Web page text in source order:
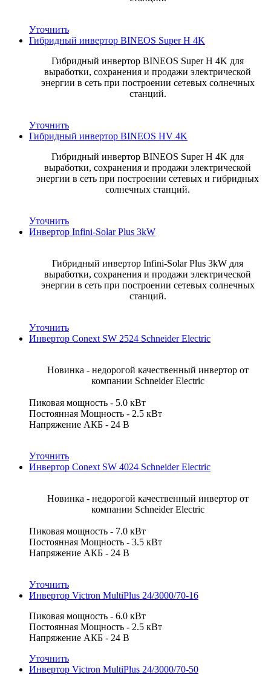
Уточнить
Гибридный инвертор BINEOS Super H 4K
Гибридный инвертор BINEOS Super H 4K для
выработки, сохранения и продажи электрической
энергии в сеть при построении сетевых солнечных
станций.
Уточнить
Гибридный инвертор BINEOS HV 4K
Гибридный инвертор BINEOS Super H 4K для
выработки, сохранения и продажи электрической
энергии в сеть при построении сетевых и гибридных
солнечных станций.
Уточнить
Инвертор Infini-Solar Plus 3kW
Гибридный инвертор Infini-Solar Plus 3kW для
выработки, сохранения и продажи электрической
энергии в сеть при построении сетевых солнечных
станций.
Уточнить
Инвертор Conext SW 2524 Schneider Electric
Новинка - недорогой качественный инвертор от
компании Schneider Electric
Пиковая мощность - 5.0 кВт
Постоянная Мощность - 2.5 кВт
Напряжение АКБ - 24 В
Уточнить
Инвертор Conext SW 4024 Schneider Electric
Новинка - недорогой качественный инвертор от
компании Schneider Electric
Пиковая мощность - 7.0 кВт
Постоянная Мощность - 3.5 кВт
Напряжение АКБ - 24 В
Уточнить
Инвертор Victron MultiPlus 24/3000/70-16
Пиковая мощность - 6.0 кВт
Постоянная Мощность - 2.5 кВт
Напряжение АКБ - 24 В
Уточнить
Инвертор Victron MultiPlus 24/3000/70-50